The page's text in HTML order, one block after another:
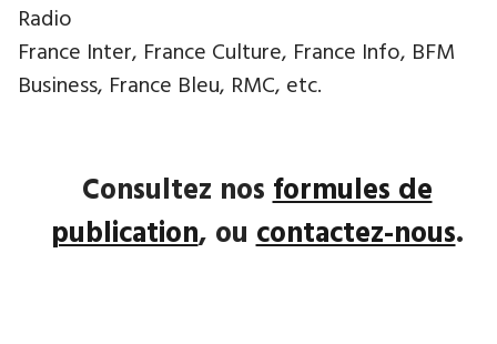
Radio
France Inter, France Culture, France Info, BFM
Business, France Bleu, RMC, etc.
Consultez nosformules de
publication, oucontactez-nous.